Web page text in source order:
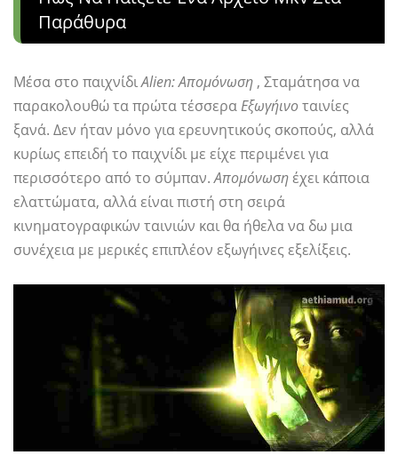
Παράθυρα
Μέσα στο παιχνίδιAlien: Απομόνωση , Σταμάτησα να
παρακολουθώ τα πρώτα τέσσεραΕξωγήινοταινίες
ξανά. Δεν ήταν μόνο για ερευνητικούς σκοπούς, αλλά
κυρίως επειδή το παιχνίδι με είχε περιμένει για
περισσότερο από το σύμπαν.Απομόνωσηέχει κάποια
ελαττώματα, αλλά είναι πιστή στη σειρά
κινηματογραφικών ταινιών και θα ήθελα να δω μια
συνέχεια με μερικές επιπλέον εξωγήινες εξελίξεις.